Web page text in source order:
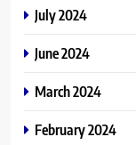
July 2024
June 2024
March 2024
February 2024